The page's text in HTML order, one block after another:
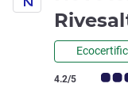
Giudizio clienti
4.2/5